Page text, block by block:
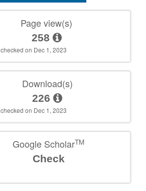
Page view(s)
258
checked on Dec 1, 2023
Download(s)
226
checked on Dec 1, 2023
Google ScholarTM
Check